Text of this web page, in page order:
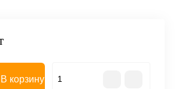
В корзину